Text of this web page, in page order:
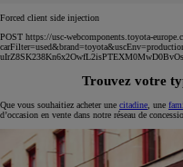
Forced client side injection
POST https://usc-webcomponents.toyota-
Trouvez votre
Que vous souhaitiez acheter une citadine , une
d’occasion en vente dans notre réseau de